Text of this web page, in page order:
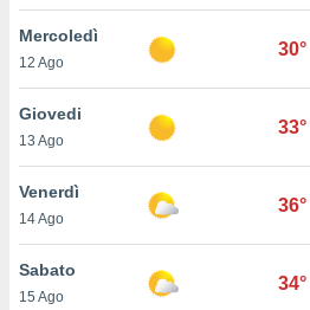
la
nella
cookie
in
Mercoledì
12 Ago
30°
Giovedi
13 Ago
33°
Venerdì
14 Ago
36°
Sabato
15 Ago
34°